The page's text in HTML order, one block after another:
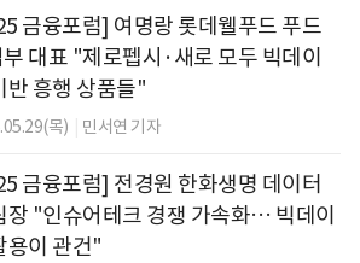
금융포럼] 여명랑 롯데웰푸드 푸드
대표 "제로펩시·새로 모두 빅데이
반 흥행 상품들"
목) 민서연 기자
금융포럼] 전경원 한화생명 데이터
장 "인슈어테크 경쟁 가속화… 빅데이
용이 관건"